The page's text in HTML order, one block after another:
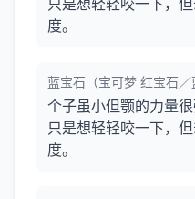
只是想轻轻咬一下，
度。
蓝宝石（宝可梦 红宝石／
个子虽小但颚的力量
只是想轻轻咬一下，
度。